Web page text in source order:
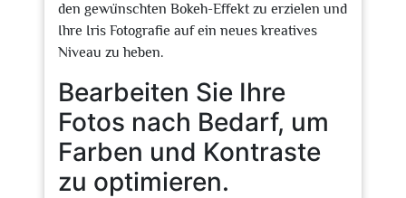
den gewünschten Bokeh-Effekt zu erzielen und
Ihre Iris Fotografie auf ein neues kreatives
Niveau zu heben.
Bearbeiten Sie Ihre
Fotos nach Bedarf, um
Farben und Kontraste
zu optimieren.